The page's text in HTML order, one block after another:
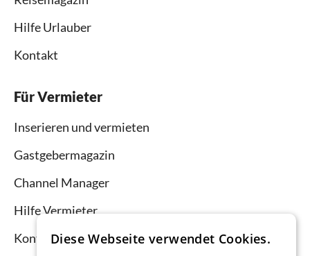
Hilfe Urlauber
Kontakt
Für Vermieter
Inserieren und vermieten
Gastgebermagazin
Channel Manager
Hilfe Vermieter
KontaktDiese Webseite verwendet Cookies.